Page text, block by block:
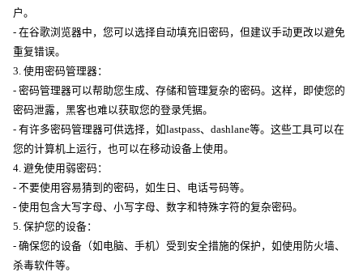
户。
- 在谷歌浏览器中，您可以选择自动填充旧密码，但建议手动更改以避免
重复错误。
3. 使用密码管理器：
- 密码管理器可以帮助您生成、存储和管理复杂的密码。这样，即使您的
密码泄露，黑客也难以获取您的登录凭据。
- 有许多密码管理器可供选择，如lastpass、dashlane等。这些工具可以在
您的计算机上运行，也可以在移动设备上使用。
4. 避免使用弱密码：
- 不要使用容易猜到的密码，如生日、电话号码等。
- 使用包含大写字母、小写字母、数字和特殊字符的复杂密码。
5. 保护您的设备：
- 确保您的设备（如电脑、手机）受到安全措施的保护，如使用防火墙、
杀毒软件等。